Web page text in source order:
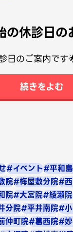
の休診日の
日のご案内です
続きをよむ
#イベント#平和
院#梅屋敷分院#
院#大宮院#綾瀬院
分院#平井南院#
仲町院#葛西院#